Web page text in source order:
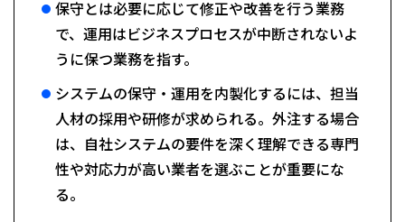
保守とは必要に応じて修正や改善を行う業務
で、運用はビジネスプロセスが中断されないよ
うに保つ業務を指す。
システムの保守・運用を内製化するには、担当
人材の採用や研修が求められる。外注する場合
は、自社システムの要件を深く理解できる専門
性や対応力が高い業者を選ぶことが重要にな
る。